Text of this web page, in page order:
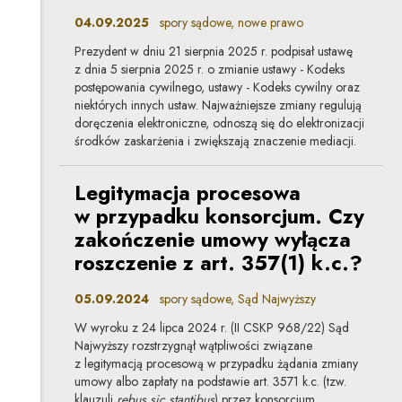
04.09.2025 spory sądowe, nowe prawo
Prezydent w dniu 21 sierpnia 2025 r. podpisał ustawę
z dnia 5 sierpnia 2025 r. o zmianie ustawy - Kodeks
postępowania cywilnego, ustawy - Kodeks cywilny oraz
niektórych innych ustaw. Najważniejsze zmiany regulują
doręczenia elektroniczne, odnoszą się do elektronizacji
środków zaskarżenia i zwiększają znaczenie mediacji.
Legitymacja procesowa
w przypadku konsorcjum. Czy
zakończenie umowy wyłącza
roszczenie z art. 357(1) k.c.?
05.09.2024 spory sądowe, Sąd Najwyższy
W wyroku z 24 lipca 2024 r. (II CSKP 968/22) Sąd
Najwyższy rozstrzygnął wątpliwości związane
z legitymacją procesową w przypadku żądania zmiany
umowy albo zapłaty na podstawie art. 3571 k.c. (tzw.